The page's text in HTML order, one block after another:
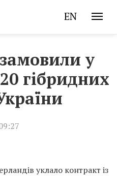
EN
у
гібридних
уклало контракт із